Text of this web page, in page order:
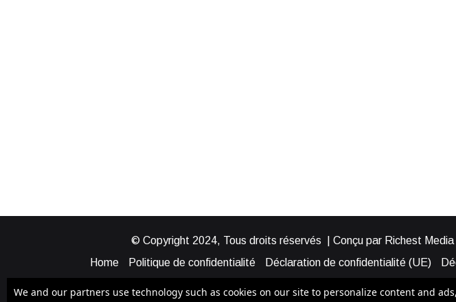
© Copyright 2024, Tous droits réservés | Conçu par Richest
Home
Politique de confidentialité Déclaration de confidentialité (UE)
We and our partners use technology such as cookies on our site to personalize content and